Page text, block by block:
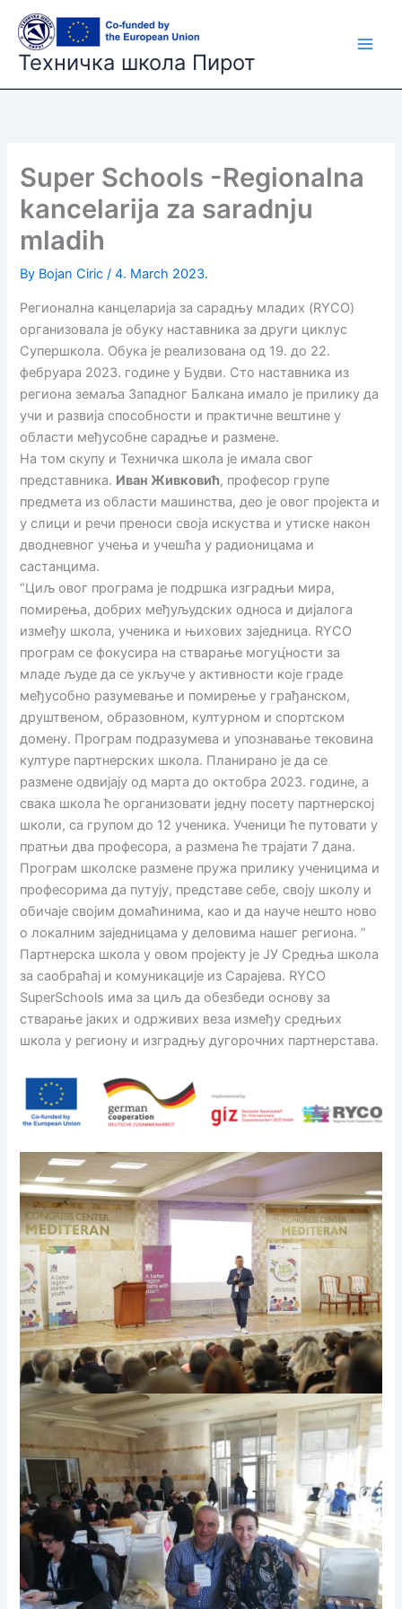
content
Техничка школа Пирот
Super Schools -Regionalna
kancelarija za saradnju
mladih
By Bojan Ciric/4. March 2023.
Регионална канцеларија за сарадњу младих (RYCO)
организовала је обуку наставника за други циклус
Супершкола. Обука је реализована од 19. до 22.
фебруара 2023. године у Будви. Сто наставника из
региона земаља Западног Балкана имало је прилику да
учи и развија способности и практичне вештине у
области међусобне сарадње и размене.
На том скупу и Техничка школа је имала свог
представника. Иван Живковић, професор групе
предмета из области машинства, део је овог пројекта и
у слици и речи преноси своја искуства и утиске након
дводневног учења и учешћа у радионицама и
састанцима.
“Циљ овог програма је подршка изградњи мира,
помирења, добрих међуљудских односа и дијалога
између школа, ученика и њихових заједница. RYCO
програм се фокусира на стварање могуц́ности за
младе људе да се укључе у активности које граде
међусобно разумевање и помирење у грађанском,
друштвеном, образовном, културном и спортском
домену. Програм подразумева и упознавање тековина
културе партнерских школа. Планирано је да се
размене одвијају од марта до октобра 2023. године, а
свака школа ће организовати једну посету партнерској
школи, са групом до 12 ученика. Ученици ће путовати у
пратњи два професора, а размена ће трајати 7 дана.
Програм школске размене пружа прилику ученицима и
професорима да путују, представе себе, своју школу и
обичаје својим домаћинима, као и да науче нешто ново
о локалним заједницама у деловима нашег региона. ”
Партнерска школа у овом пројекту је ЈУ Средња школа
за саобраћај и комуникације из Сарајева. RYCO
SuperSchools има за циљ да обезбеди основу за
стварање јаких и одрживих веза између средњих
школа у региону и изградњу дугорочних партнерстава.